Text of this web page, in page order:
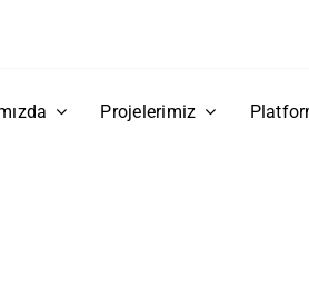
Projelerimiz